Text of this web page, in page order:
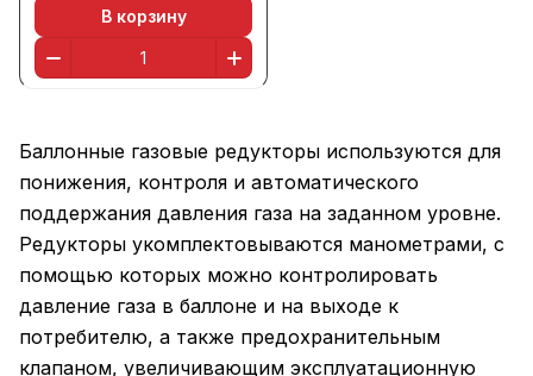
В корзину
Баллонные газовые редукторы используются для
понижения, контроля и автоматического
поддержания давления газа на заданном уровне.
Редукторы укомплектовываются манометрами, с
помощью которых можно контролировать
давление газа в баллоне и на выходе к
потребителю, а также предохранительным
клапаном, увеличивающим эксплуатационную